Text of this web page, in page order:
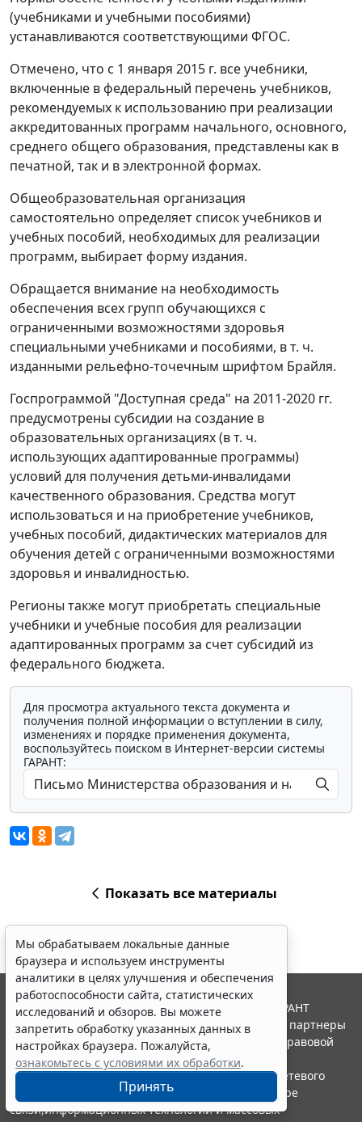
(учебниками и учебными пособиями)
устанавливаются соответствующими ФГОС.
Отмечено, что с 1 января 2015 г. все учебники,
включенные в федеральный перечень учебников,
рекомендуемых к использованию при реализации
аккредитованных программ начального, основного,
среднего общего образования, представлены как в
печатной, так и в электронной формах.
Общеобразовательная организация
самостоятельно определяет список учебников и
учебных пособий, необходимых для реализации
программ, выбирает форму издания.
Обращается внимание на необходимость
обеспечения всех групп обучающихся с
ограниченными возможностями здоровья
специальными учебниками и пособиями, в т. ч.
изданными рельефно-точечным шрифтом Брайля.
Госпрограммой "Доступная среда" на 2011-2020 гг.
предусмотрены субсидии на создание в
образовательных организациях (в т. ч.
использующих адаптированные программы)
условий для получения детьми-инвалидами
качественного образования. Средства могут
использоваться и на приобретение учебников,
учебных пособий, дидактических материалов для
обучения детей с ограниченными возможностями
здоровья и инвалидностью.
Регионы также могут приобретать специальные
учебники и учебные пособия для реализации
адаптированных программ за счет субсидий из
федерального бюджета.
Для просмотра актуального текста документа и
получения полной информации о вступлении в силу,
изменениях и порядке применения документа,
воспользуйтесь поиском в Интернет-версии системы
ГАРАНТ:
Показать все материалы
Мы обрабатываем локальные данные
браузера и используем инструменты
аналитики в целях улучшения и обеспечения
работоспособности сайта, статистических
исследований и обзоров. Вы можете
запретить обработку указанных данных в
настройках браузера. Пожалуйста,
ознакомьтесь с условиями их обработки.
Принять
© ООО "НПП "ГАРАНТ-СЕРВИС", 2026. Система ГАРАНТ
выпускается с 1990 года. Компания "Гарант" и ее партнеры
являются участниками Российской ассоциации правовой
информации ГАРАНТ.
Портал ГАРАНТ.РУ зарегистрирован в качестве сетевого
издания Федеральной службой по надзору в сфере
связи,информационных технологий и массовых